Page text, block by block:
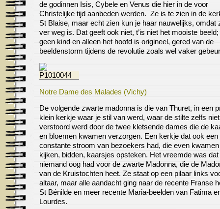
de godinnen Isis, Cybele en Venus die hier in de voor
Christelijke tijd aanbeden werden. Ze is te zien in de
St Blaise, maar echt zien kun je haar nauwelijks, omdat
ver weg is. Dat geeft ook niet, t’is niet het mooiste
geen kind en alleen het hoofd is origineel, gered van de
beeldenstorm tijdens de revolutie zoals wel vaker
Notre Dame des Malades (Vichy)
De volgende zwarte madonna is die van Thuret, in een
klein kerkje waar je stil van werd, waar de stilte zelfs niet
verstoord werd door de twee kletsende dames die de
en bloemen kwamen verzorgen. Een kerkje dat ook een
constante stroom van bezoekers had, die even kwamen
kijken, bidden, kaarsjes opsteken. Het vreemde was
niemand oog had voor de zwarte Madonna, die de
van de Kruistochten heet. Ze staat op een pilaar links
altaar, maar alle aandacht ging naar de recente Franse
St Bénilde en meer recente Maria-beelden van Fatima
Lourdes.